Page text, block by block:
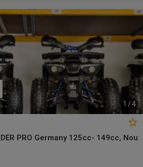
1 /4
PRO Germany 125cc- 149cc, Nou